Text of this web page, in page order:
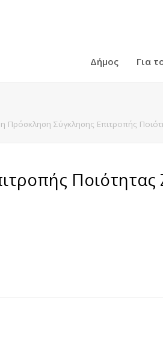
Δήμος Για
Πρόσκληση Σύγκλησης Επιτροπής
Ποιότητας